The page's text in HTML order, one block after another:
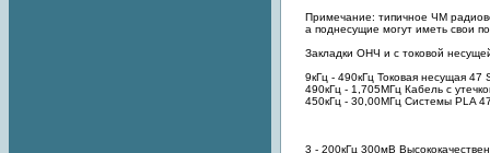
Примечание: типичное ЧМ
а поднесущие могут иметь свои
Закладки ОНЧ и с токовой
9кГц - 490кГц Токовая несущая
490кГц - 1,705МГц Кабель с
450кГц - 30,00МГц Системы PLA
3 - 200кГц 300мВ